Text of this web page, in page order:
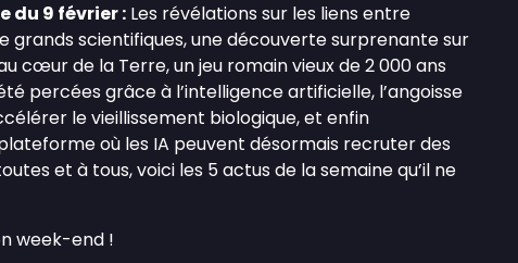
du 9 février : Les révélations sur les liens entre
grands scientifiques, une découverte surprenante sur
cœur de la Terre, un jeu romain vieux de 2 000 ans
percées grâce à l’intelligence artificielle, l’angoisse
le vieillissement biologique, et enfin
où les IA peuvent désormais recruter des
et à tous, voici les 5 actus de la semaine qu’il ne
week-end !